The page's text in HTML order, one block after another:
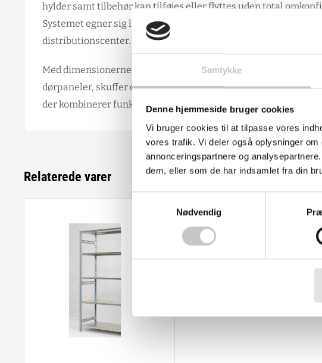
Samtykke
Denne hjemmeside bruger cookies
Vi bruger cookies til at tilpasse vores
vores trafik. Vi deler også oplysninger
annonceringspartnere og
dem, eller som de har indsamlet fra din
Samtykkevalg
Nødvendig
hylder samt tilbehør kan tilføjes eller flyttes uden total
Systemet egner sig lige godt til værksted, produktionshal og
distributionscenter.
Med dimensionerne 1000 x 388 x 2000H mm og mulighed for
dørpaneler, skuffer og skillevægge, får du en fremtidssikker
der kombinerer funktionalitet med holdbarhed.
Relaterede varer